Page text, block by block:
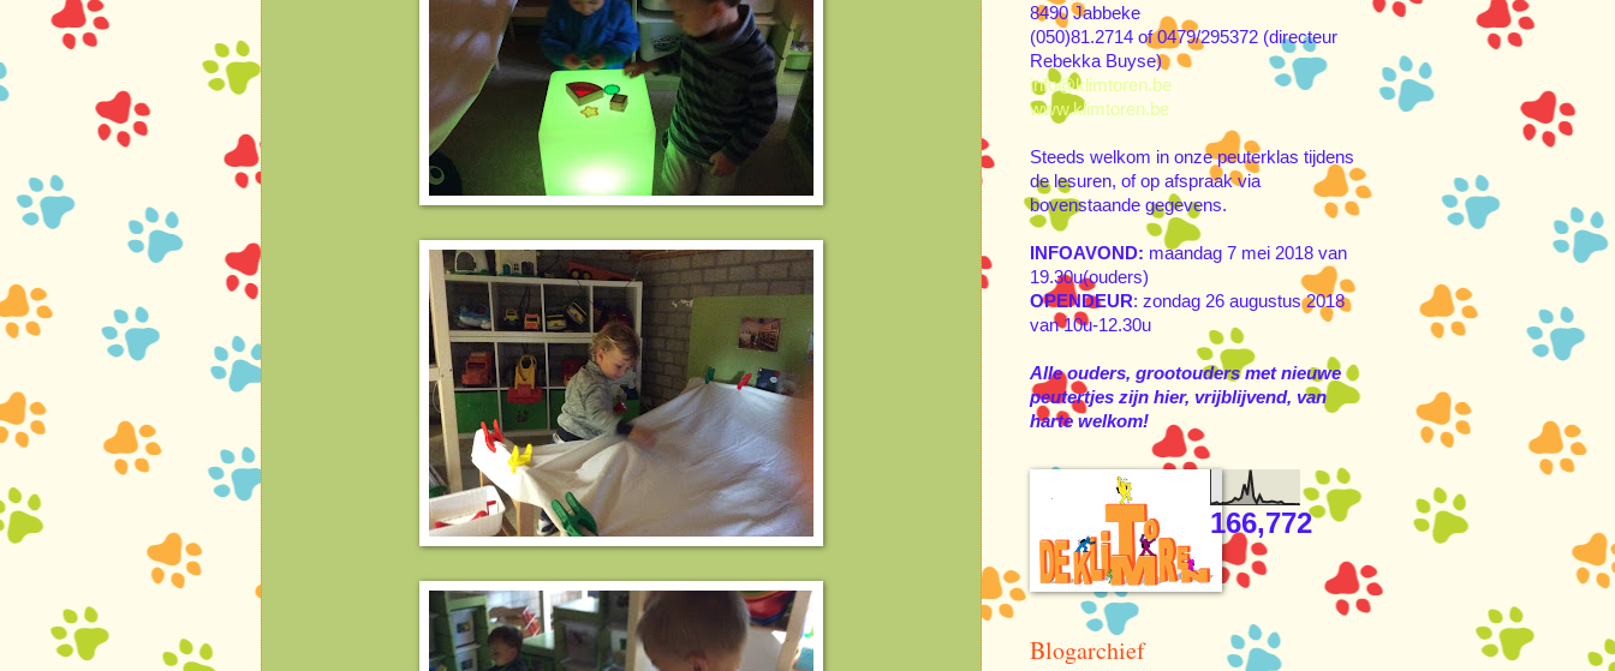
8490 Jabbeke
(050)81.2714 of 0479/295372 (directeur
Rebekka Buyse)
info@klimtoren.be
www.klimtoren.be
Steeds welkom in onze peuterklas tijdens
de lesuren, of op afspraak via
bovenstaande gegevens.
INFOAVOND: maandag 7 mei 2018 van
19.30u(ouders)
OPENDEUR: zondag 26 augustus 2018
van 10u-12.30u
Alle ouders, grootouders met nieuwe
peutertjes zijn hier, vrijblijvend, van
harte welkom!
Blogarchief
166,772